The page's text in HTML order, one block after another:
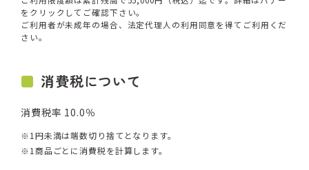
をクリックしてご確認下さい。
ご利用者が未成年の場合、法定代理人の利用同意を得てご利用くだ
さい。
消費税について
消費税率 10.0％
1円未満は端数切り捨てとなります。
1商品ごとに消費税を計算します。